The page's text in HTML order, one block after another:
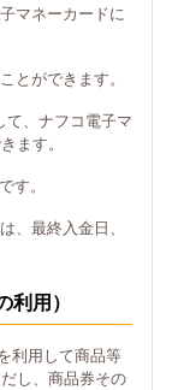
マネーカードに
とができます。
て、ナフコ電子マ
ます。
す。
、最終入金日、
用）
利用して商品等
し、商品券その